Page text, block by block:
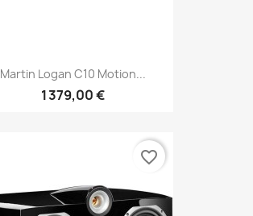
Martin Logan C10 Motion...
1 379,00 €
favorite_border